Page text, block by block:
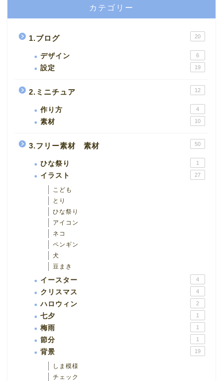
カテゴリー
1.ブログ 20
デザイン 6
設定 19
2.ミニチュア 12
作り方 4
素材 10
3.フリー素材 素材 50
ひな祭り 1
イラスト 27
こども
とり
ひな祭り
アイコン
ネコ
ペンギン
犬
豆まき
イースター 4
クリスマス 4
ハロウィン 2
七夕 1
梅雨 1
節分 1
背景 19
しま模様
チェック